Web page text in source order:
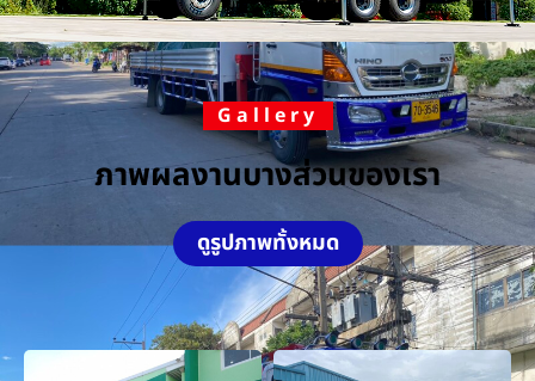
Gallery
ภาพผลงานบางส่วนของเรา
ดูรูปภาพทั้งหมด